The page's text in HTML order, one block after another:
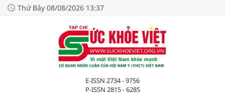
Thứ Bảy 08/08/2026 13:37
E-ISSN 2734 - 9756
P-ISSN 2815 - 6285